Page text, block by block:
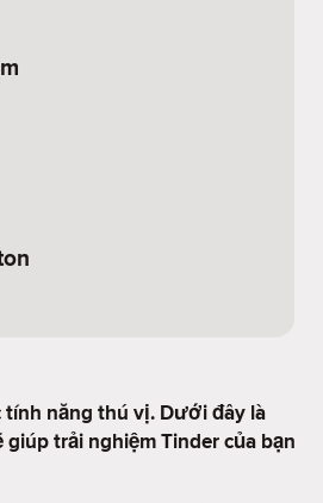
tính năng thú vị. Dưới đây là
trải nghiệm Tinder của bạn